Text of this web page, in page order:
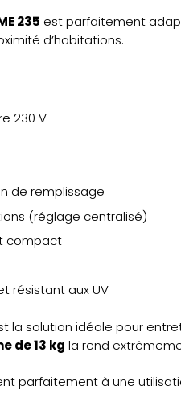
235 est parfaitement
d’habitations.
230 V
de remplissage
(réglage centralisé)
compact
résistant aux UV
la solution idéale pour
de 13 kg la rend
parfaitement à une